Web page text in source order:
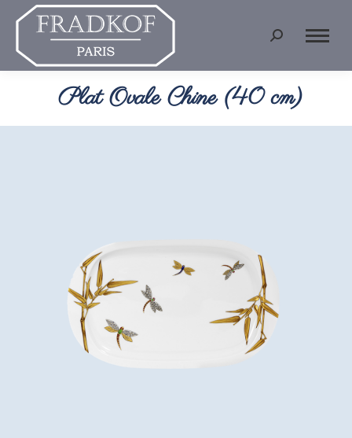
Recherche
Plat Ovale Chine (40 cm)
Vous êtes ici :